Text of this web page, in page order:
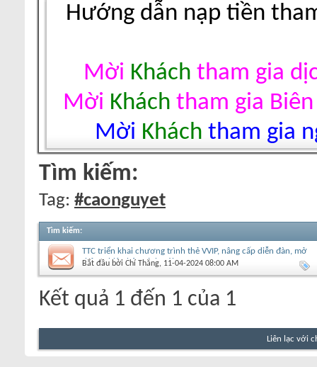
Hướng dẫn nạp tiền
Mời Khách tham gia
Mời Khách tham gia
Mời Khách tham gia
Tìm kiếm:
Tag: #caonguyet
Tìm kiếm:
TTC triển khai chương trình thẻ VVIP, nâng cấp diễn đàn, mở
thêm phiên bản sách nói
Bắt đầu bởi Chí Thăng‎, 11-04-2024 08:00 AM
Kết quả 1 đến 1 của 1
Liên lạc với